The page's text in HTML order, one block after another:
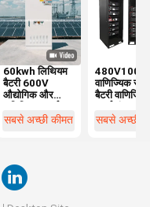
60kwh लिथियम
बैटरी 600V
औद्योगिक और
भंडारण प्रणाली
सबसे अच्छी कीमत
वाणिज्यिक सौर
बैटरी वाणिज्यिक
प्रणाली
सबसे अच्छी